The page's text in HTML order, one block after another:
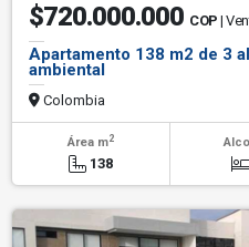
$720.000.000 COP |
Apartamento 138 m2 de 3
ambiental
Colombia
Área m2
138